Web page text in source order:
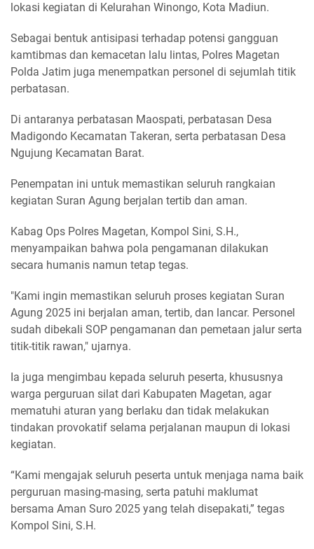
lokasi kegiatan di Kelurahan Winongo, Kota Madiun.
Sebagai bentuk antisipasi terhadap potensi gangguan
kamtibmas dan kemacetan lalu lintas, Polres Magetan
Polda Jatim juga menempatkan personel di sejumlah titik
perbatasan.
Di antaranya perbatasan Maospati, perbatasan Desa
Madigondo Kecamatan Takeran, serta perbatasan Desa
Ngujung Kecamatan Barat.
Penempatan ini untuk memastikan seluruh rangkaian
kegiatan Suran Agung berjalan tertib dan aman.
Kabag Ops Polres Magetan, Kompol Sini, S.H.,
menyampaikan bahwa pola pengamanan dilakukan
secara humanis namun tetap tegas.
"Kami ingin memastikan seluruh proses kegiatan Suran
Agung 2025 ini berjalan aman, tertib, dan lancar. Personel
sudah dibekali SOP pengamanan dan pemetaan jalur serta
titik-titik rawan," ujarnya.
Ia juga mengimbau kepada seluruh peserta, khususnya
warga perguruan silat dari Kabupaten Magetan, agar
mematuhi aturan yang berlaku dan tidak melakukan
tindakan provokatif selama perjalanan maupun di lokasi
kegiatan.
“Kami mengajak seluruh peserta untuk menjaga nama baik
perguruan masing-masing, serta patuhi maklumat
bersama Aman Suro 2025 yang telah disepakati,” tegas
Kompol Sini, S.H.